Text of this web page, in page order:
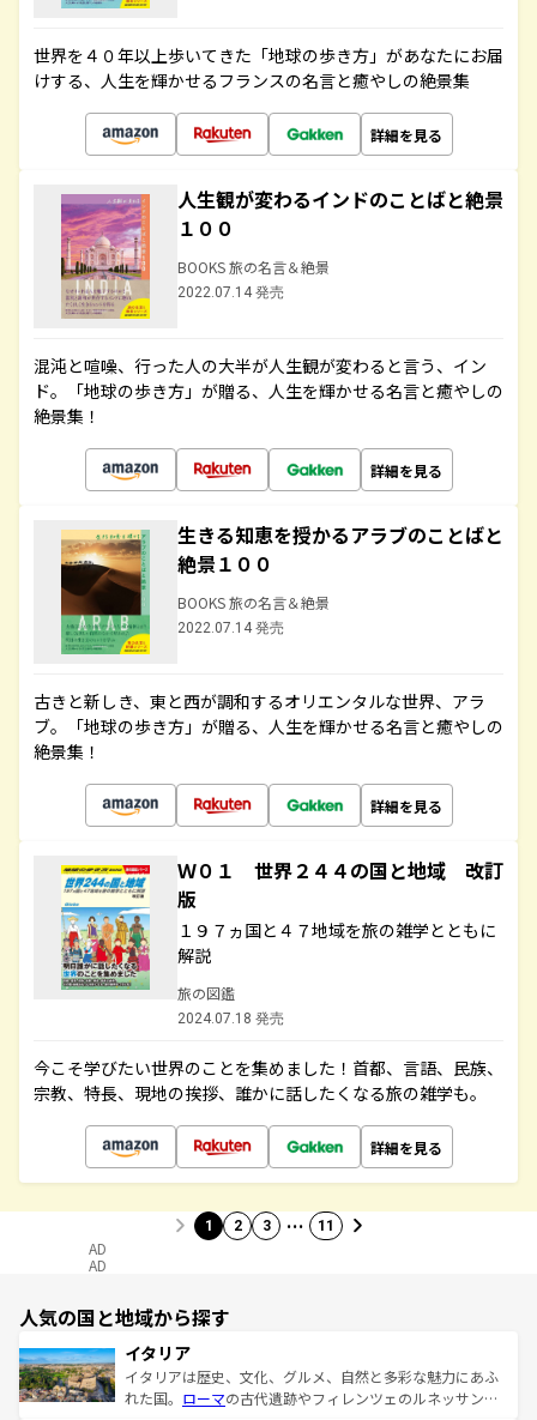
世界を４０年以上歩いてきた「地球の歩き方」があなたにお届
けする、人生を輝かせるフランスの名言と癒やしの絶景集
詳細を見る
人生観が変わるインドのことばと絶景
１００
BOOKS 旅の名言＆絶景
2022.07.14 発売
混沌と喧噪、行った人の大半が人生観が変わると言う、イン
ド。「地球の歩き方」が贈る、人生を輝かせる名言と癒やしの
絶景集！
詳細を見る
生きる知恵を授かるアラブのことばと
絶景１００
BOOKS 旅の名言＆絶景
2022.07.14 発売
古きと新しき、東と西が調和するオリエンタルな世界、アラ
ブ。「地球の歩き方」が贈る、人生を輝かせる名言と癒やしの
絶景集！
詳細を見る
Ｗ０１ 世界２４４の国と地域 改訂
版
１９７ヵ国と４７地域を旅の雑学とともに
解説
旅の図鑑
2024.07.18 発売
今こそ学びたい世界のことを集めました！首都、言語、民族、
宗教、特長、現地の挨拶、誰かに話したくなる旅の雑学も。
詳細を見る
1 2 3 … 11
AD
AD
人気の国と地域から探す
イタリア
イタリアは歴史、文化、グルメ、自然と多彩な魅力にあふ
れた国。 ローマの古代遺跡やフィレンツェのルネッサンス